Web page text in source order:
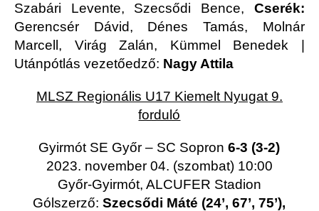
Szabári Levente, Szecsődi Bence, Cserék:
Gerencsér Dávid, Dénes Tamás, Molnár
Marcell, Virág Zalán, Kümmel Benedek |
Utánpótlás vezetőedző: Nagy Attila
MLSZ Regionális U17 Kiemelt Nyugat 9.
forduló
Gyirmót SE Győr – SC Sopron6-3 (3-2)
2023. november 04. (szombat) 10:00
Győr-Gyirmót, ALCUFER Stadion
Gólszerző:Szecsődi Máté (24’, 67’, 75’),